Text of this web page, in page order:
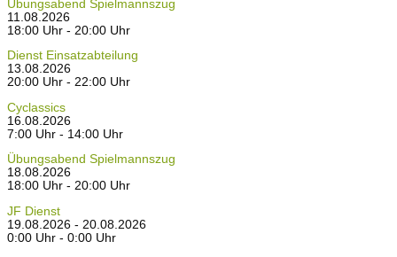
Übungsabend Spielmannszug
11.08.2026
18:00 Uhr - 20:00 Uhr
Dienst Einsatzabteilung
13.08.2026
20:00 Uhr - 22:00 Uhr
Cyclassics
16.08.2026
7:00 Uhr - 14:00 Uhr
Übungsabend Spielmannszug
18.08.2026
18:00 Uhr - 20:00 Uhr
JF Dienst
19.08.2026 - 20.08.2026
0:00 Uhr - 0:00 Uhr